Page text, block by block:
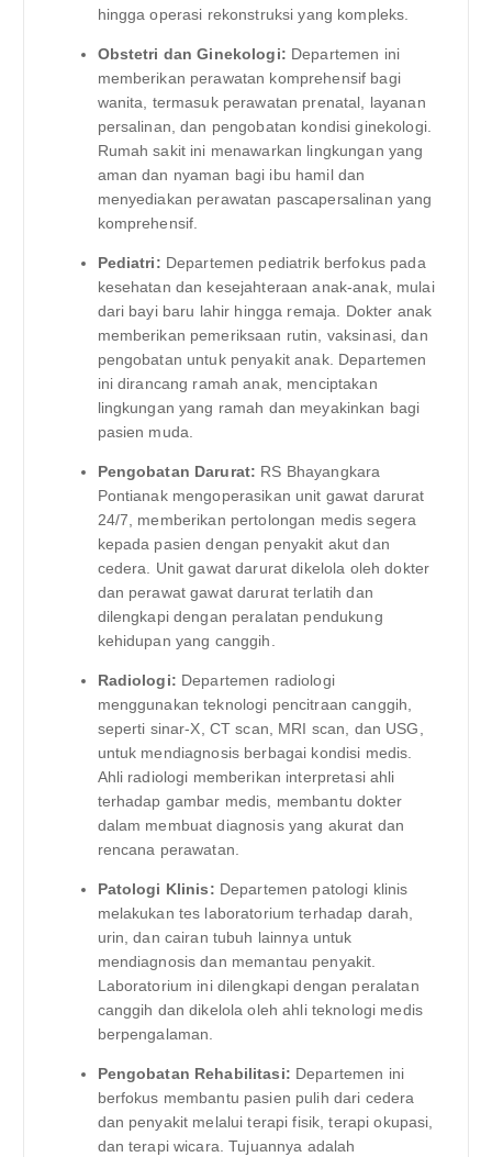
hingga operasi rekonstruksi yang kompleks.
Obstetri dan Ginekologi: Departemen ini
memberikan perawatan komprehensif bagi
wanita, termasuk perawatan prenatal, layanan
persalinan, dan pengobatan kondisi ginekologi.
Rumah sakit ini menawarkan lingkungan yang
aman dan nyaman bagi ibu hamil dan
menyediakan perawatan pascapersalinan yang
komprehensif.
Pediatri: Departemen pediatrik berfokus pada
kesehatan dan kesejahteraan anak-anak, mulai
dari bayi baru lahir hingga remaja. Dokter anak
memberikan pemeriksaan rutin, vaksinasi, dan
pengobatan untuk penyakit anak. Departemen
ini dirancang ramah anak, menciptakan
lingkungan yang ramah dan meyakinkan bagi
pasien muda.
Pengobatan Darurat: RS Bhayangkara
Pontianak mengoperasikan unit gawat darurat
24/7, memberikan pertolongan medis segera
kepada pasien dengan penyakit akut dan
cedera. Unit gawat darurat dikelola oleh dokter
dan perawat gawat darurat terlatih dan
dilengkapi dengan peralatan pendukung
kehidupan yang canggih.
Radiologi: Departemen radiologi
menggunakan teknologi pencitraan canggih,
seperti sinar-X, CT scan, MRI scan, dan USG,
untuk mendiagnosis berbagai kondisi medis.
Ahli radiologi memberikan interpretasi ahli
terhadap gambar medis, membantu dokter
dalam membuat diagnosis yang akurat dan
rencana perawatan.
Patologi Klinis: Departemen patologi klinis
melakukan tes laboratorium terhadap darah,
urin, dan cairan tubuh lainnya untuk
mendiagnosis dan memantau penyakit.
Laboratorium ini dilengkapi dengan peralatan
canggih dan dikelola oleh ahli teknologi medis
berpengalaman.
Pengobatan Rehabilitasi: Departemen ini
berfokus membantu pasien pulih dari cedera
dan penyakit melalui terapi fisik, terapi okupasi,
dan terapi wicara. Tujuannya adalah